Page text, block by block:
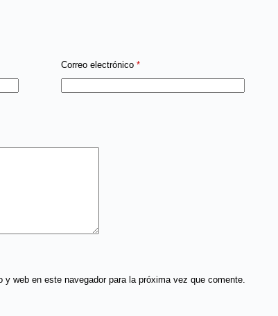
Correo electrónico*
web en este navegador para la próxima vez que comente.